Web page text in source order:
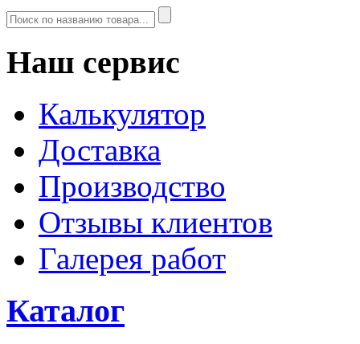
Наш сервис
Калькулятор
Доставка
Производство
Отзывы клиентов
Галерея работ
Каталог